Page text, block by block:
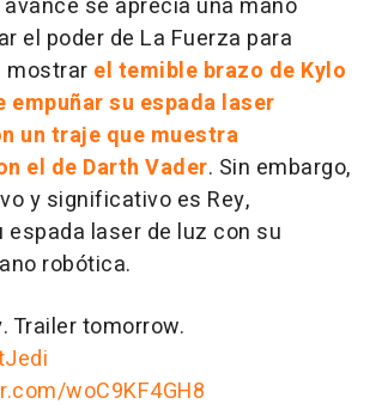
se aprecia una mano
el poder de La Fuerza para
mostrar el temible brazo de Kylo
empuñar su espada laser
un traje que muestra
el de Darth Vader. Sin embargo,
y significativo es Rey,
espada laser de luz con su
robótica.
Trailer tomorrow.
woC9KF4GH8